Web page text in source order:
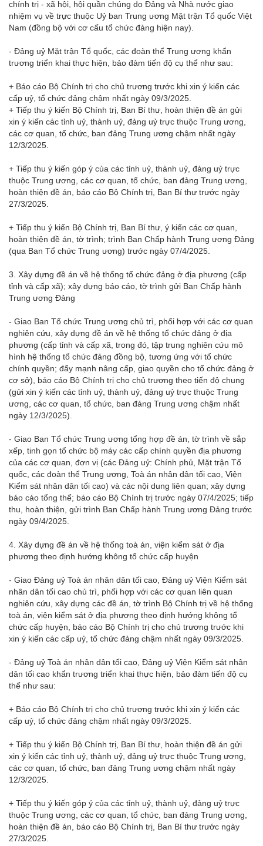
chính trị - xã hội, hội quần chúng do Đảng và Nhà nước giao
nhiệm vụ về trực thuộc Uỷ ban Trung ương Mặt trận Tổ quốc Việt
Nam (đồng bộ với cơ cấu tổ chức đảng hiện nay).
- Đảng uỷ Mặt trận Tổ quốc, các đoàn thể Trung ương khẩn
trương triển khai thực hiện, bảo đảm tiến độ cụ thể như sau:
+ Báo cáo Bộ Chính trị cho chủ trương trước khi xin ý kiến các
cấp uỷ, tổ chức đảng chậm nhất ngày 09/3/2025.
+ Tiếp thu ý kiến Bộ Chính trị, Ban Bí thư, hoàn thiện đề án gửi
xin ý kiến các tỉnh uỷ, thành uỷ, đảng uỷ trực thuộc Trung ương,
các cơ quan, tổ chức, ban đảng Trung ương chậm nhất ngày
12/3/2025.
+ Tiếp thu ý kiến góp ý của các tỉnh uỷ, thành uỷ, đảng uỷ trực
thuộc Trung ương, các cơ quan, tổ chức, ban đảng Trung ương,
hoàn thiện đề án, báo cáo Bộ Chính trị, Ban Bí thư trước ngày
27/3/2025.
+ Tiếp thu ý kiến Bộ Chính trị, Ban Bí thư, ý kiến các cơ quan,
hoàn thiện đề án, tờ trình; trình Ban Chấp hành Trung ương Đảng
(qua Ban Tổ chức Trung ương) trước ngày 07/4/2025.
3. Xây dựng đề án về hệ thống tổ chức đảng ở địa phương (cấp
tỉnh và cấp xã); xây dựng báo cáo, tờ trình gửi Ban Chấp hành
Trung ương Đảng
- Giao Ban Tổ chức Trung ương chủ trì, phối hợp với các cơ quan
nghiên cứu, xây dựng đề án về hệ thống tổ chức đảng ở địa
phương (cấp tỉnh và cấp xã, trong đó, tập trung nghiên cứu mô
hình hệ thống tổ chức đảng đồng bộ, tương ứng với tổ chức
chính quyền; đẩy mạnh nâng cấp, giao quyền cho tổ chức đảng ở
cơ sở), báo cáo Bộ Chính trị cho chủ trương theo tiến độ chung
(gửi xin ý kiến các tỉnh uỷ, thành uỷ, đảng uỷ trực thuộc Trung
ương, các cơ quan, tổ chức, ban đảng Trung ương chậm nhất
ngày 12/3/2025).
- Giao Ban Tổ chức Trung ương tổng hợp đề án, tờ trình về sắp
xếp, tinh gọn tổ chức bộ máy các cấp chính quyền địa phương
của các cơ quan, đơn vị (các Đảng uỷ: Chính phủ, Mặt trận Tổ
quốc, các đoàn thể Trung ương, Toà án nhân dân tối cao, Viện
Kiểm sát nhân dân tối cao) và các nội dung liên quan; xây dựng
báo cáo tổng thể; báo cáo Bộ Chính trị trước ngày 07/4/2025; tiếp
thu, hoàn thiện, gửi trình Ban Chấp hành Trung ương Đảng trước
ngày 09/4/2025.
4. Xây dựng đề án về hệ thống toà án, viện kiểm sát ở địa
phương theo định hướng không tổ chức cấp huyện
- Giao Đảng uỷ Toà án nhân dân tối cao, Đảng uỷ Viện Kiểm sát
nhân dân tối cao chủ trì, phối hợp với các cơ quan liên quan
nghiên cứu, xây dựng các đề án, tờ trình Bộ Chính trị về hệ thống
toà án, viện kiểm sát ở địa phương theo định hướng không tổ
chức cấp huyện, báo cáo Bộ Chính trị cho chủ trương trước khi
xin ý kiến các cấp uỷ, tổ chức đảng chậm nhất ngày 09/3/2025.
- Đảng uỷ Toà án nhân dân tối cao, Đảng uỷ Viện Kiểm sát nhân
dân tối cao khẩn trương triển khai thực hiện, bảo đảm tiến độ cụ
thể như sau:
+ Báo cáo Bộ Chính trị cho chủ trương trước khi xin ý kiến các
cấp uỷ, tổ chức đảng chậm nhất ngày 09/3/2025.
+ Tiếp thu ý kiến Bộ Chính trị, Ban Bí thư, hoàn thiện đề án gửi
xin ý kiến các tỉnh uỷ, thành uỷ, đảng uỷ trực thuộc Trung ương,
các cơ quan, tổ chức, ban đảng Trung ương chậm nhất ngày
12/3/2025.
+ Tiếp thu ý kiến góp ý của các tỉnh uỷ, thành uỷ, đảng uỷ trực
thuộc Trung ương, các cơ quan, tổ chức, ban đảng Trung ương,
hoàn thiện đề án, báo cáo Bộ Chính trị, Ban Bí thư trước ngày
27/3/2025.